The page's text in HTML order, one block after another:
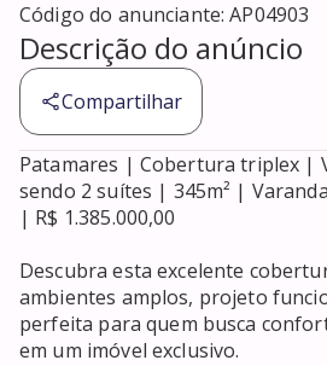
Código do anunciante:AP04903
Descrição do anúncio
Compartilhar
Patamares | Cobertura triplex |
sendo 2 suítes | 345m² |
| R$ 1.385.000,00
Descubra esta excelente
ambientes amplos, projeto
perfeita para quem busca
em um imóvel exclusivo.